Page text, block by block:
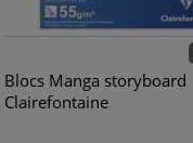
Blocs Manga storyboard
Clairefontaine